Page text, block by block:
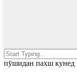
пӯшидан пахш кунед